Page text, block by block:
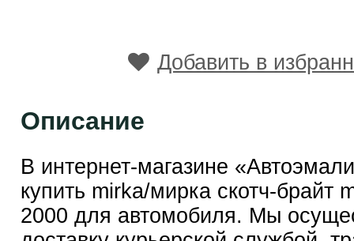
Добавить в
Описание
В интернет-магазине
купить mirka/мирка скотч-брайт
2000 для автомобиля. Мы